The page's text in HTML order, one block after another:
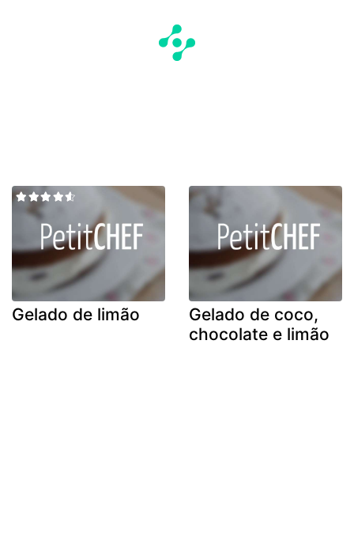
Gelado de limão
Gelado de coco,
chocolate e limão